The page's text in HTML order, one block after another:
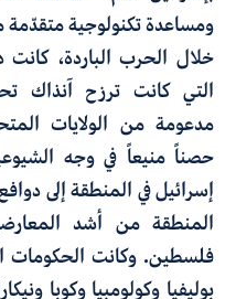
ومساعدة تكنولوجية
خلال الحرب الباردة، كانت
التي كانت ترزح آنذاك
مدعومة من الولايات
حصناً منيعاً في وجه
إسرائيل في المنطقة إلى
المنطقة من أشد
فلسطين. وكانت الحكومات
بوليفيا وكولومبيا وكوبا